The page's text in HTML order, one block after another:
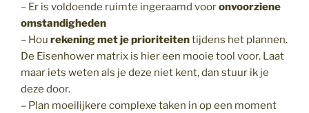
– Er is voldoende ruimte ingeraamd vooronvoorziene
omstandigheden
– Hou rekening met je prioriteitentijdens het plannen.
De Eisenhower matrix is hier een mooie tool voor. Laat
maar iets weten als je deze niet kent, dan stuur ik je
deze door.
– Plan moeilijkere complexe taken in op een moment